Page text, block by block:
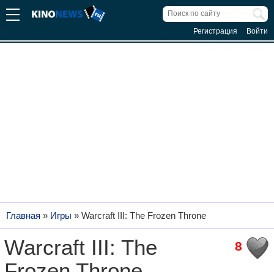
Регистрация Войти
Главная » Игры » Warcraft III: The Frozen Throne
8
Warcraft III: The